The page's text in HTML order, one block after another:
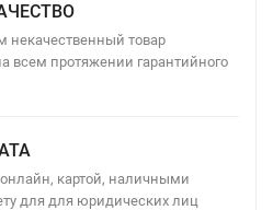
товар
всем протяжении гарантийного
картой, наличными
для для юридических лиц